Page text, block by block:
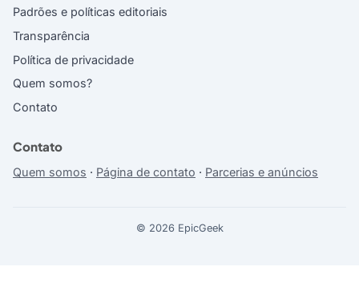
Padrões e políticas editoriais
Transparência
Política de privacidade
Quem somos?
Contato
Contato
Quem somos · Página de contato · Parcerias e anúncios
© 2026 EpicGeek